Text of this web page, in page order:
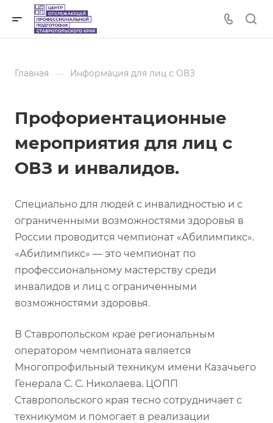
Главная — Информация для лиц с ОВЗ
Профориентационные
мероприятия для лиц с
ОВЗ и инвалидов.
Специально для людей с инвалидностью и с
ограниченными возможностями здоровья в
России проводится чемпионат «Абилимпикс».
«Абилимпикс» — это чемпионат по
профессиональному мастерству среди
инвалидов и лиц с ограниченными
возможностями здоровья.
В Ставропольском крае региональным
оператором чемпионата является
Многопрофильный техникум имени Казачьего
Генерала С. С. Николаева. ЦОПП
Ставропольского края тесно сотрудничает с
техникумом и помогает в реализации